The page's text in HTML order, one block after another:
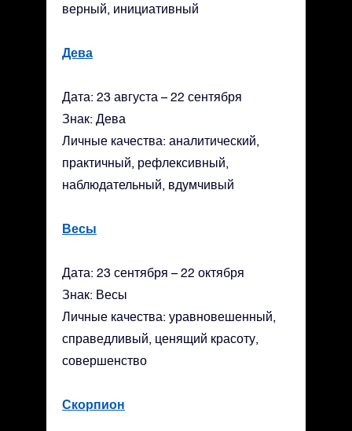
верный, инициативный
Дева
Дата: 23 августа – 22 сентября
Знак: Дева
Личные качества: аналитический,
практичный, рефлексивный,
наблюдательный, вдумчивый
Весы
Дата: 23 сентября – 22 октября
Знак: Весы
Личные качества: уравновешенный,
справедливый, ценящий красоту,
совершенство
Скорпион